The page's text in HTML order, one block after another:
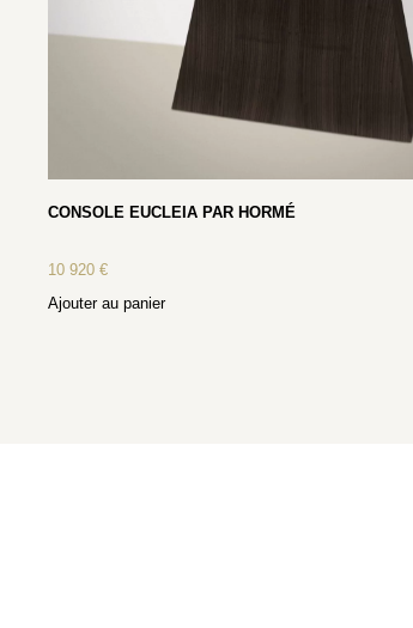
CONSOLE EUCLEIA PAR HORMÉ
10 920€
Ajouter au panier